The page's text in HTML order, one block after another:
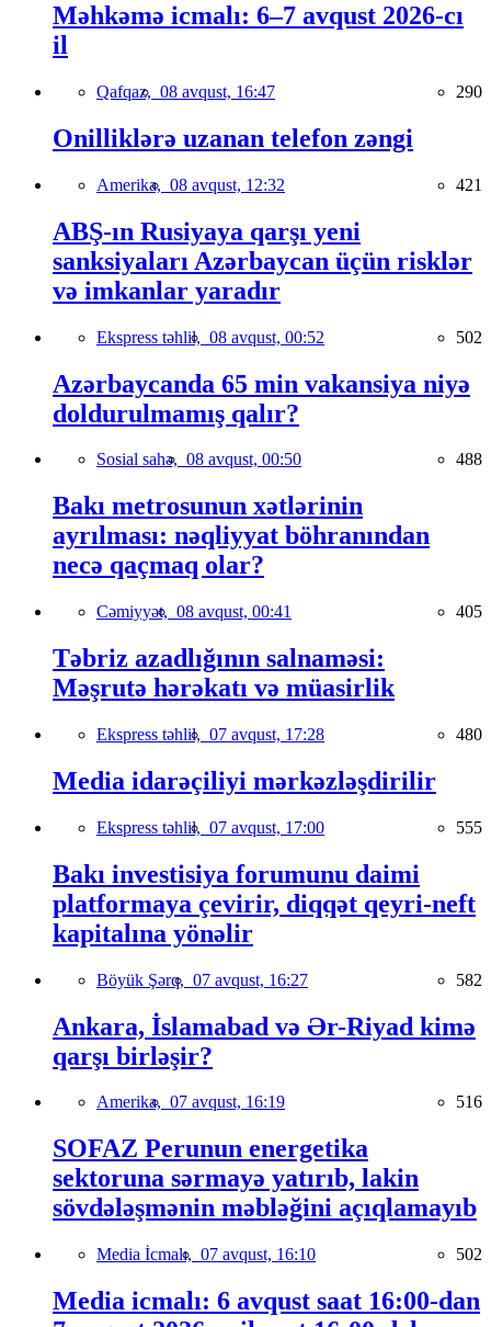
Məhkəmə icmalı: 6–7 avqust 2026-cı
il
Qafqaz, 08 avqust, 16:47 290
Onilliklərə uzanan telefon zəngi
Amerika, 08 avqust, 12:32 421
ABŞ-ın Rusiyaya qarşı yeni
sanksiyaları Azərbaycan üçün risklər
və imkanlar yaradır
Ekspress təhlil, 08 avqust, 00:52 502
Azərbaycanda 65 min vakansiya niyə
doldurulmamış qalır?
Sosial sahə, 08 avqust, 00:50 488
Bakı metrosunun xətlərinin
ayrılması: nəqliyyat böhranından
necə qaçmaq olar?
Cəmiyyət, 08 avqust, 00:41 405
Təbriz azadlığının salnaməsi:
Məşrutə hərəkatı və müasirlik
Ekspress təhlil, 07 avqust, 17:28 480
Media idarəçiliyi mərkəzləşdirilir
Ekspress təhlil, 07 avqust, 17:00 555
Bakı investisiya forumunu daimi
platformaya çevirir, diqqət qeyri-neft
kapitalına yönəlir
Böyük Şərq, 07 avqust, 16:27 582
Ankara, İslamabad və Ər-Riyad kimə
qarşı birləşir?
Amerika, 07 avqust, 16:19 516
SOFAZ Perunun energetika
sektoruna sərmayə yatırıb, lakin
sövdələşmənin məbləğini açıqlamayıb
Media İcmalı, 07 avqust, 16:10 502
Media icmalı: 6 avqust saat 16:00-dan